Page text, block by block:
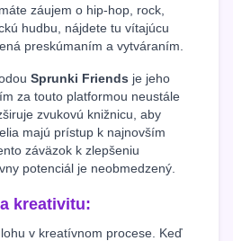
záujem o hip-hop, rock,
hudbu, nájdete tu vítajúcu
preskúmaním a vytváraním.
Sprunki Friends je jeho
za touto platformou neustále
zvukovú knižnicu, aby
majú prístup k najnovším
záväzok k zlepšeniu
potenciál je neobmedzený.
kreativitu:
v kreatívnom procese. Keď